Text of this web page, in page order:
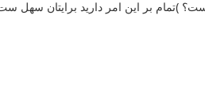
بر این امر دارید برایتان سهل